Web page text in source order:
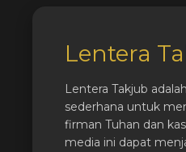
Lentera
Lentera Takjub
sederhana untuk
firman Tuhan dan
media ini dapat